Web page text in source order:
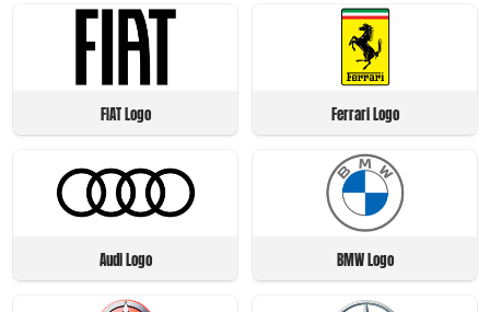
FIAT Logo Ferrari Logo
Audi Logo BMW Logo